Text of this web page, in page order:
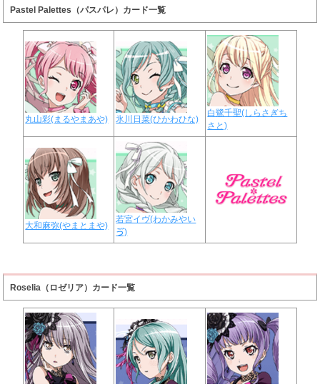
Pastel Palettes（パスパレ）カード一覧
丸山彩(まるやまあや) 氷川日菜(ひかわひな)
白鷺千聖(しらさぎち
さと)
大和麻弥(やまとまや)
若宮イヴ(わかみやい
ゔ)
Roselia（ロゼリア）カード一覧